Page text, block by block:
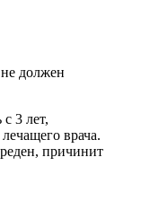
должен
3 лет,
врача.
причинит